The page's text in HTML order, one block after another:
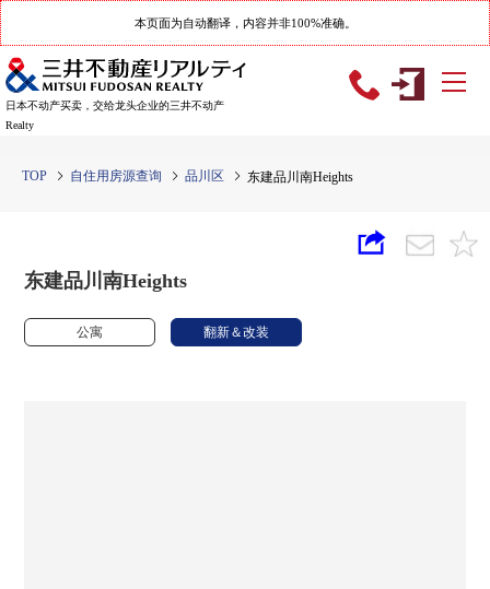
本页面为自动翻译，内容并非100%准确。
日本不动产买卖，交给龙头企业的三井不动产
Realty
TOP 自住用房源查询 品川区 东建品川南Heights
东建品川南Heights
公寓 翻新＆改装